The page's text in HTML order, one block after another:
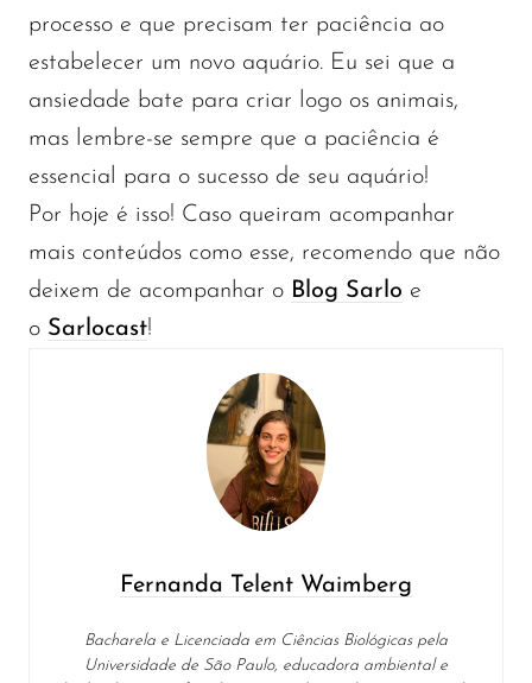
processo e que precisam ter paciência ao
estabelecer um novo aquário. Eu sei que a
ansiedade bate para criar logo os animais,
mas lembre-se sempre que a paciência é
essencial para o sucesso de seu aquário!
Por hoje é isso! Caso queiram acompanhar
mais conteúdos como esse, recomendo que não
deixem de acompanhar o Blog Sarlo e
o Sarlocast!
Fernanda Telent Waimberg
Bacharela e Licenciada em Ciências Biológicas pela
Universidade de São Paulo, educadora ambiental e